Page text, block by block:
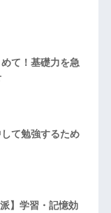
て！基礎力を急
て勉強するため
】学習・記憶効